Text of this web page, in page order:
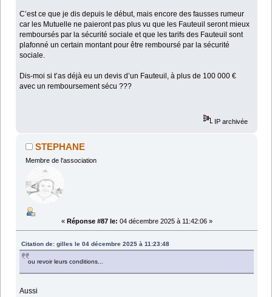
C’est ce que je dis depuis le début, mais encore des fausses rumeur
car les Mutuelle ne paieront pas plus vu que les Fauteuil seront mieux
remboursés par la sécurité sociale et que les tarifs des Fauteuil sont
plafonné un certain montant pour être remboursé par la sécurité
sociale.
Dis-moi si t’as déjà eu un devis d’un Fauteuil, à plus de 100 000 €
avec un remboursement sécu ???
IP archivée
STEPHANE
Membre de l'association
« Réponse #87 le: 04 décembre 2025 à 11:42:06 »
Citation de: gilles le 04 décembre 2025 à 11:23:48
ou revoir leurs conditions...
Aussi